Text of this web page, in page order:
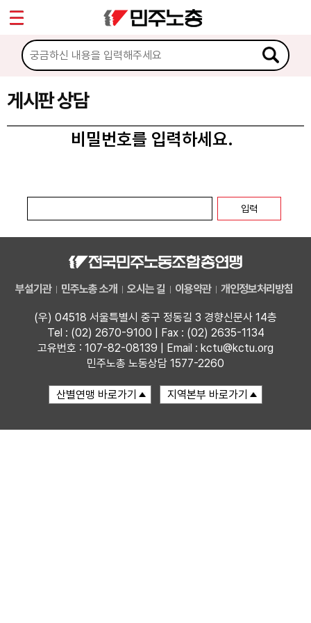
게시판 상담
비밀번호를 입력하세요.
부설기관 민주노총 소개 오시는 길 이용약관 개인정보처리방침
(우) 04518 서울특별시 중구 정동길 3 경향신문사 14층
Tel : (02) 2670-9100 | Fax : (02) 2635-1134
고유번호 : 107-82-08139 | Email : kctu@kctu.org
민주노총 노동상담 1577-2260
마이페이지
소개
소식
권리찾기수첩 검색
바로보기
찾아보기
노동조합 가입 안내
전국 노동상담소 안내